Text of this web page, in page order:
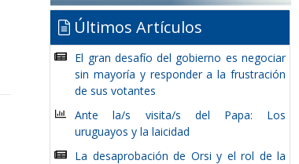
Últimos Artículos
El gran desafío del gobierno es negociar
sin mayoría y responder a la frustración
de sus votantes
Ante la/s visita/s del Papa: Los
uruguayos y la laicidad
La desaprobación de Orsi y el rol de la